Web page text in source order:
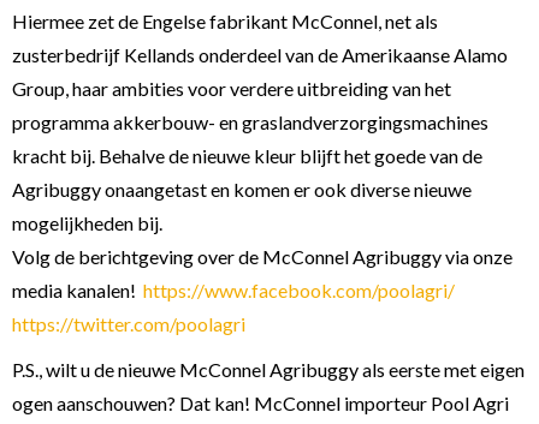
Hiermee zet de Engelse fabrikant McConnel, net als
zusterbedrijf Kellands onderdeel van de Amerikaanse Alamo
Group, haar ambities voor verdere uitbreiding van het
programma akkerbouw- en graslandverzorgingsmachines
kracht bij. Behalve de nieuwe kleur blijft het goede van de
Agribuggy onaangetast en komen er ook diverse nieuwe
mogelijkheden bij.
Volg de berichtgeving over de McConnel Agribuggy via onze
media kanalen! https://www.facebook.com/poolagri/
https://twitter.com/poolagri
P.S., wilt u de nieuwe McConnel Agribuggy als eerste met eigen
ogen aanschouwen? Dat kan! McConnel importeur Pool Agri